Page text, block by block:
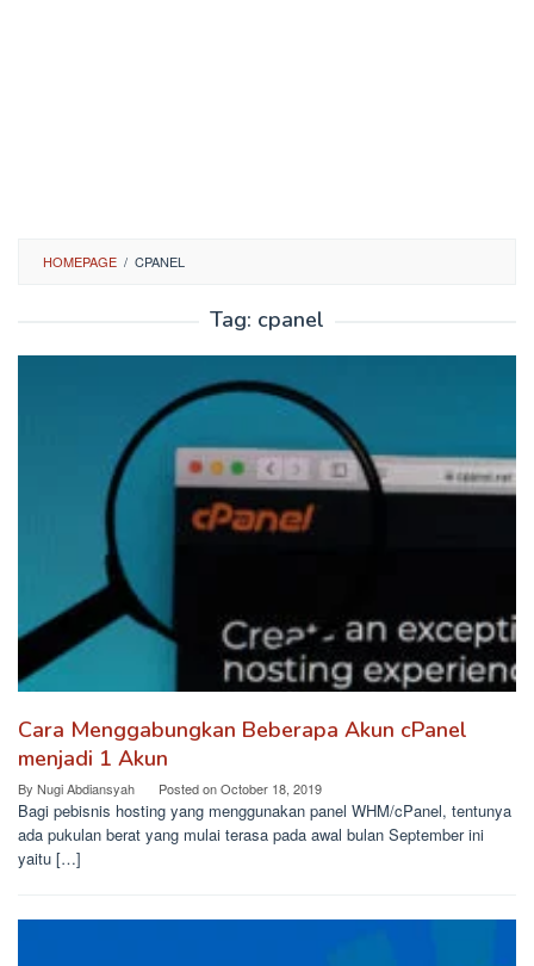
HOMEPAGE / CPANEL
Tag: cpanel
Cara Menggabungkan Beberapa Akun cPanel
menjadi 1 Akun
By Nugi Abdiansyah Posted onOctober 18, 2019
Bagi pebisnis hosting yang menggunakan panel WHM/cPanel, tentunya
ada pukulan berat yang mulai terasa pada awal bulan September ini
yaitu […]